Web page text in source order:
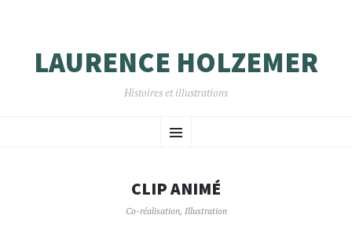
LAURENCE HOLZEMER
Histoires et illustrations
Menu
AU
CLIP ANIMÉ
Co-réalisation, Illustration